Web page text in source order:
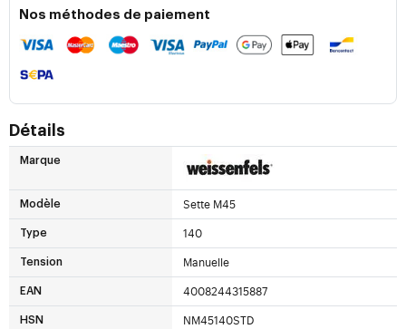
Nos méthodes de paiement
Détails
Marque
Modèle Sette M45
Type 140
Tension Manuelle
EAN 4008244315887
HSN NM45140STD